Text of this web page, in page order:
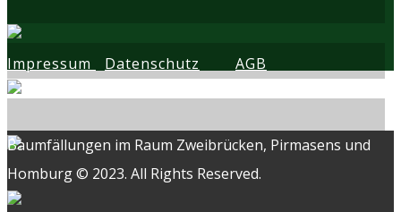
Baumfällungen im Raum Zweibrücken, Pirmasens und
Homburg © 2023. All Rights Reserved.
AGB
Datenschutz
Impressum